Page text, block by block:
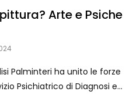
di Laura
895 3
Arte e Psiche
Palminteri ha unito le forze
Psichiatrico di Diagnosi e...